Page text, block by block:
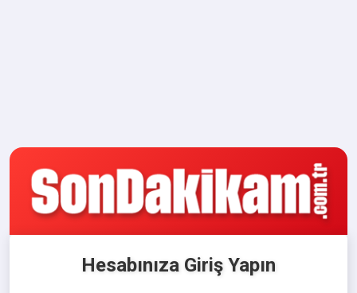
Hesabınıza Giriş Yapın